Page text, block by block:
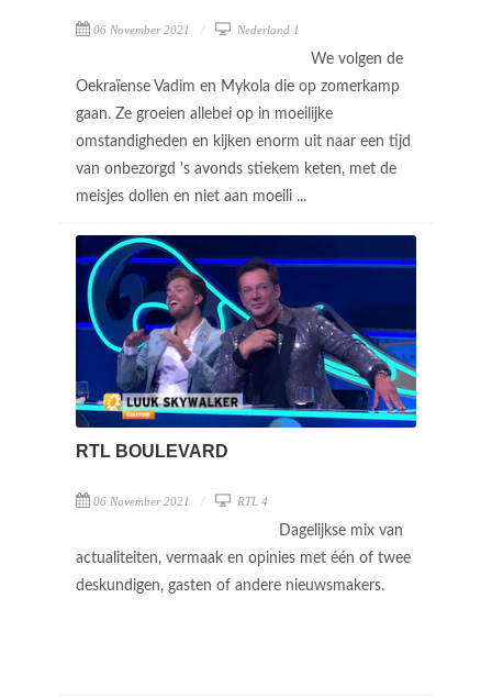
06 November 2021 Nederland 1
We volgen de
Oekraïense Vadim en Mykola die op zomerkamp
gaan. Ze groeien allebei op in moeilijke
omstandigheden en kijken enorm uit naar een tijd
van onbezorgd 's avonds stiekem keten, met de
meisjes dollen en niet aan moeili ...
RTL BOULEVARD
06 November 2021 RTL 4
Dagelijkse mix van
actualiteiten, vermaak en opinies met één of twee
deskundigen, gasten of andere nieuwsmakers.